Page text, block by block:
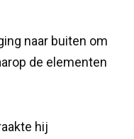
naar buiten om
de elementen
hij